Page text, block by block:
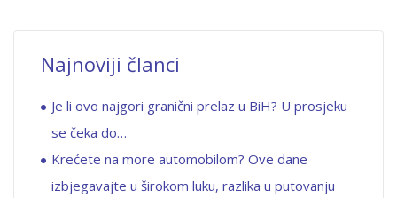
Najnoviji članci
Je li ovo najgori granični prelaz u BiH? U prosjeku
se čeka do…
Krećete na more automobilom? Ove dane
izbjegavajte u širokom luku, razlika u putovanju